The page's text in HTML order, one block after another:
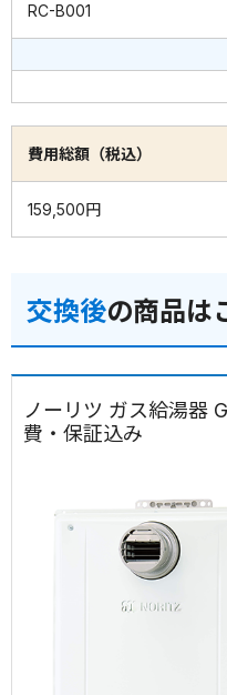
RC-B001
費用総額（税込）
159,500円
交換後の商品は
ノーリツ ガス給湯器
費・保証込み